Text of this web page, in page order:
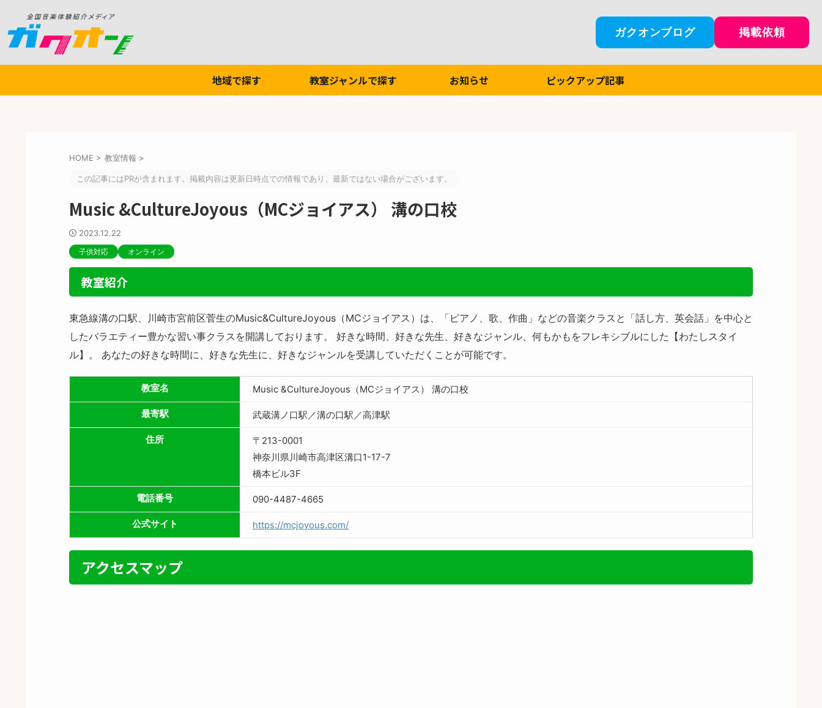
ガクオンブログ 掲載依頼
地域で探す 教室ジャンルで探す お知らせ ピックアップ記事
HOME > 教室情報 >
この記事にはPRが含まれます。掲載内容は更新日時点での情報であり、最新ではない場合がございます。
Music &CultureJoyous（MCジョイアス） 溝の口校
2023.12.22
子供対応 オンライン
教室紹介
東急線溝の口駅、川崎市宮前区菅生のMusic&CultureJoyous（​MCジョイアス）は、「ピアノ、歌、作曲」などの音楽クラスと「話し方、英会話」を中心と
したバラエティー豊かな習い事クラスを開講しております。 好きな時間、好きな先生、好きなジャンル、何もかもをフレキシブルにした【わたしスタイ
ル】。 あなたの好きな時間に、好きな先生に、好きなジャンルを受講していただくことが可能です。
教室名 Music &CultureJoyous（MCジョイアス） 溝の口校
最寄駅 武蔵溝ノ口駅／溝の口駅／高津駅
住所
〒213-0001
神奈川県川崎市高津区溝口1-17-7
橋本ビル3F
電話番号 090-4487-4665
公式サイト https://mcjoyous.com/
アクセスマップ